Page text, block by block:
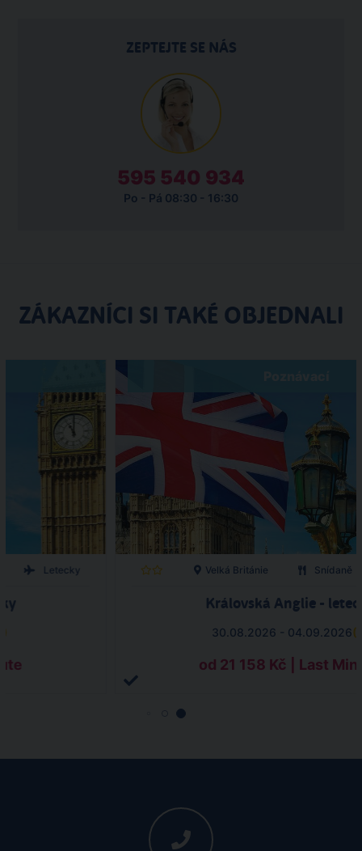
ZEPTEJTE SE NÁS
595 540 934
Po - Pá 08:30 - 16:30
ZÁKAZNÍCI SI TAKÉ OBJEDNALI
Letecky
)
Velká Británie Snídaně
Královská Anglie -
30.08.2026 - 04.09.2026(
od 21 158 Kč | Last